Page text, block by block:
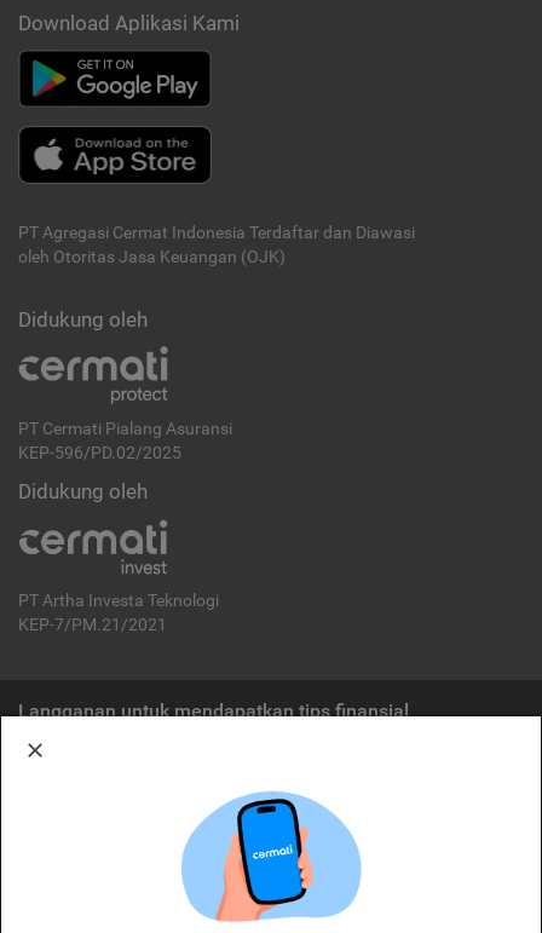
Download Aplikasi Kami
PT Agregasi Cermat Indonesia Terdaftar dan Diawasi
oleh Otoritas Jasa Keuangan (OJK)
Didukung oleh
PT Cermati Pialang Asuransi
KEP-596/PD.02/2025
Didukung oleh
PT Artha Investa Teknologi
KEP-7/PM.21/2021
Langganan untuk mendapatkan tips finansial
Cermati merupakan penyelenggara agregasi jasa keuangan yang terdaftar di
OJK. Oleh karena itu, produk dan/atau layanan jasa keuangan yang
ditawarkan bukan merupakan produk dan/atau layanan jasa keuangan yang
diterbitkan oleh Cermati dan Cermati tidak bertanggung jawab atas tuntutan